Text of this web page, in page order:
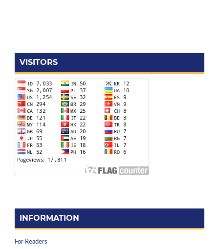
VISITORS
INFORMATION
For Readers